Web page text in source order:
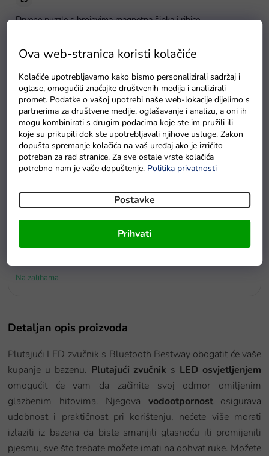
Ova web-stranica koristi kolačiće
Kolačiće upotrebljavamo kako bismo personalizirali sadržaj i
oglase, omogućili značajke društvenih medija i analizirali
promet. Podatke o vašoj upotrebi naše web-lokacije dijelimo s
partnerima za društvene medije, oglašavanje i analizu, a oni ih
mogu kombinirati s drugim podacima koje ste im pružili ili
koje su prikupili dok ste upotrebljavali njihove usluge. Zakon
dopušta spremanje kolačića na vaš uređaj ako je izričito
potreban za rad stranice. Za sve ostale vrste kolačića
potrebno nam je vaše dopuštenje. Politika privatnosti
Postavke
Prihvati
Drvene puzzle s brojevima magnetna šipka i ribice
Na zalihama
Detaljan opis proizvoda
Plutajući LED zvučnik s Bluetooth Bestway obogatit će vaše
kupanje u bazenu. Plutajući zvučnik s LED osvjetljenjem
omogućit će vam da začinite svoj odmor omiljenim
glazbenim hitovima. Njegova vodootpornostosigurava
udobnost i praktičnost pri korištenju, nećete više morati
izlaziti iz bazena da biste smanjili glasnoću ili promijenili
pjesmu, sve što trebate možete imati na dohvat ruke. Možete